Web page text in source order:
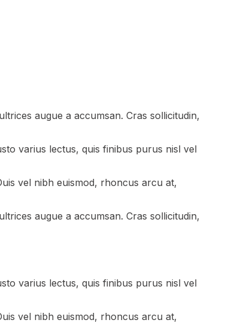
augue a accumsan. Cras sollicitudin,
varius lectus, quis finibus purus nisl vel
vel nibh euismod, rhoncus arcu at,
augue a accumsan. Cras sollicitudin,
varius lectus, quis finibus purus nisl vel
vel nibh euismod, rhoncus arcu at,